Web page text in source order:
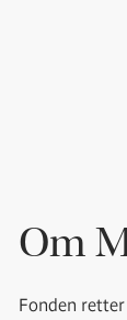
Om
Fonden